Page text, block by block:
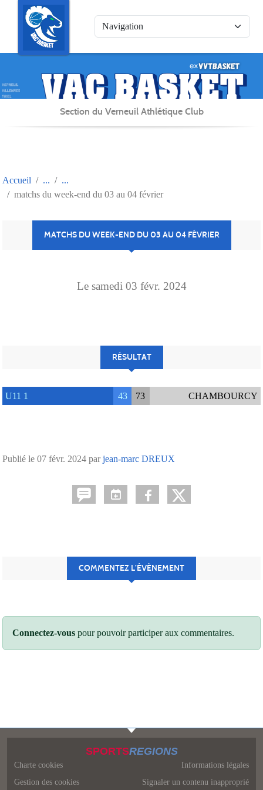
Section du Verneuil Athlétique Club
Accueil
matchs du week-end du 03 au 04 février
MATCHS DU WEEK-END DU 03 AU 04 FÉVRIER
Le samedi 03 févr. 2024
RÉSULTAT
U11 1 43 73 CHAMBOURCY
Publié le 07 févr. 2024 parjean-marc DREUX
COMMENTEZ L’ÉVÈNEMENT
Connectez-vous pour pouvoir participer aux commentaires.
SPORTSREGIONS
Charte cookies
Gestion des cookies
Informations légales
Signaler un contenu inapproprié
Panneau de gestion des cookies